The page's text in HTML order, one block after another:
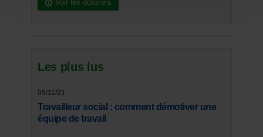
Voir les dossiers
Les plus lus
05/11/21
Travailleur social : comment démotiver une
équipe de travail